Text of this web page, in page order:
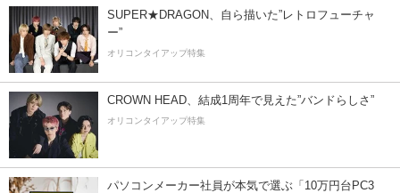
SUPER★DRAGON、自ら描いた”レトロフューチャ
ー”
オリコンタイアップ特集
CROWN HEAD、結成1周年で見えた”バンドらしさ”
オリコンタイアップ特集
パソコンメーカー社員が本気で選ぶ「10万円台PC3